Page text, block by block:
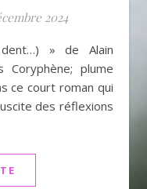
2024
» de Alain
Coryphène; plume
ce court roman qui
des réflexions